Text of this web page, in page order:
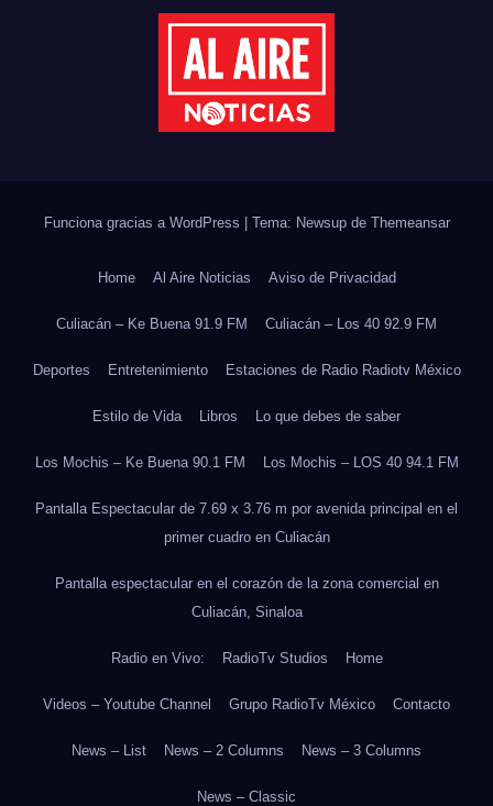
Funciona gracias a WordPress | Tema: Newsup de Themeansar
Home Al Aire Noticias Aviso de Privacidad
Culiacán – Ke Buena 91.9 FM Culiacán – Los 40 92.9 FM
Deportes Entretenimiento Estaciones de Radio Radiotv México
Estilo de Vida Libros Lo que debes de saber
Los Mochis – Ke Buena 90.1 FM Los Mochis – LOS 40 94.1 FM
Pantalla Espectacular de 7.69 x 3.76 m por avenida principal en el
primer cuadro en Culiacán
Pantalla espectacular en el corazón de la zona comercial en
Culiacán, Sinaloa
Radio en Vivo: RadioTv Studios Home
Videos – Youtube Channel Grupo RadioTv México Contacto
News – List News – 2 Columns News – 3 Columns
News – Classic